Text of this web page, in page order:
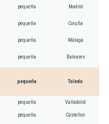
pequeña Madrid
pequeña Coruña
pequeña Málaga
pequeña Baleares
pequeña Toledo
pequeña Valladolid
pequeña Castellon